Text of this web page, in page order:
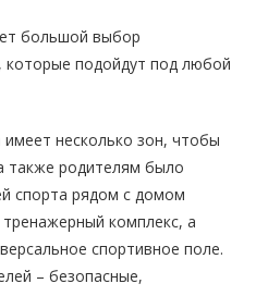
большой выбор
подойдут под любой
несколько зон, чтобы
также родителям было
спорта рядом с домом
комплекс, а
спортивное поле.
– безопасные,